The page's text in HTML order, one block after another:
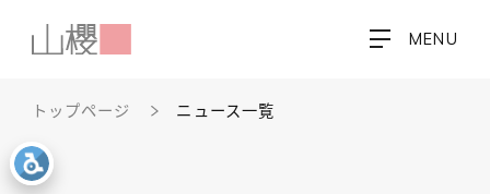
MENU
トップページ ニュース一覧